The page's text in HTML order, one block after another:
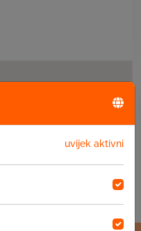
uvijek aktivni